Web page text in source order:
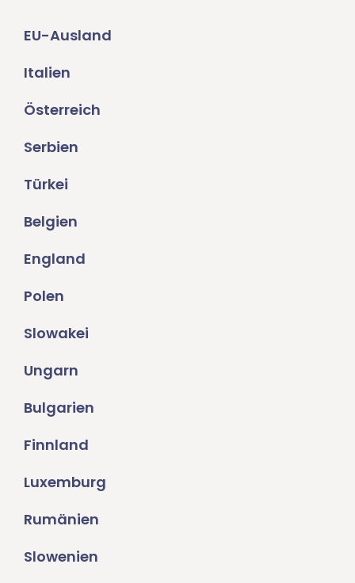
EU-Ausland
Italien
Österreich
Serbien
Türkei
Belgien
England
Polen
Slowakei
Ungarn
Bulgarien
Finnland
Luxemburg
Rumänien
Slowenien